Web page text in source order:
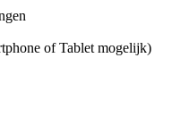
of Tablet mogelijk)